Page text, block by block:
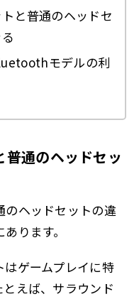
と普通のヘッドセ
モデルの利
通のヘッドセッ
のヘッドセットの違
ります。
ゲームプレイに特
えば、サラウンド